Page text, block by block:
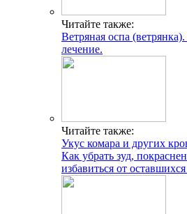
Читайте также:
Ветряная оспа
лечение.
Читайте также:
Укус комара и других
Как убрать зуд,
избавиться от